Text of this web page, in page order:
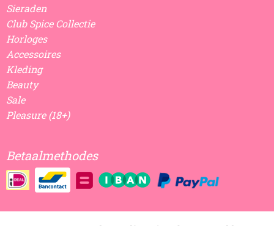
Sieraden
Club Spice Collectie
Horloges
Accessoires
Kleding
Beauty
Sale
Pleasure (18+)
Betaalmethodes